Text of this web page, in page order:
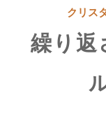
クリス
繰り返